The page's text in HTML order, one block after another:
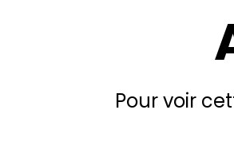
Pour voir